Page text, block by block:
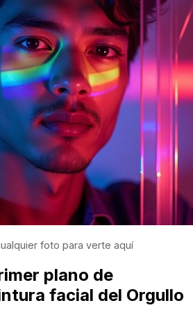
foto para verte aquí
plano de
facial del Orgullo